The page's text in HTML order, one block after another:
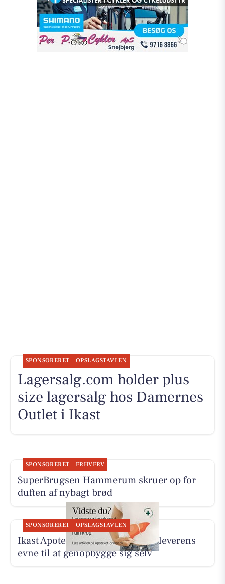
SPONSORERET OPSLAGSTAVLEN
Lagersalg.com holder plus
size lagersalg hos Damernes
Outlet i Ikast
SPONSORERET ERHVERV
SuperBrugsen Hammerum skruer op for
duften af nybagt brød
SPONSORERET OPSLAGSTAVLEN
Ikast Apotek deler interview om leverens
evne til at genopbygge sig selv